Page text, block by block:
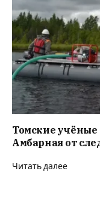
Томские учёные
Амбарная от
Читать далее